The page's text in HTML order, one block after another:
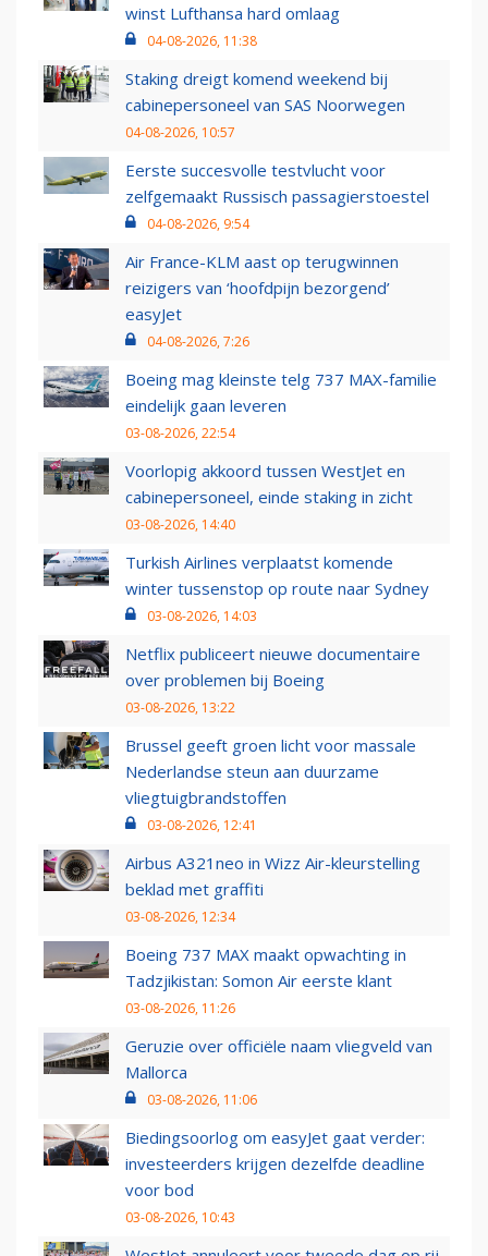
winst Lufthansa hard omlaag
04-08-2026, 11:38
Staking dreigt komend weekend bij
cabinepersoneel van SAS Noorwegen
04-08-2026, 10:57
Eerste succesvolle testvlucht voor
zelfgemaakt Russisch passagierstoestel
04-08-2026, 9:54
Air France-KLM aast op terugwinnen
reizigers van ‘hoofdpijn bezorgend’
easyJet
04-08-2026, 7:26
Boeing mag kleinste telg 737 MAX-familie
eindelijk gaan leveren
03-08-2026, 22:54
Voorlopig akkoord tussen WestJet en
cabinepersoneel, einde staking in zicht
03-08-2026, 14:40
Turkish Airlines verplaatst komende
winter tussenstop op route naar Sydney
03-08-2026, 14:03
Netflix publiceert nieuwe documentaire
over problemen bij Boeing
03-08-2026, 13:22
Brussel geeft groen licht voor massale
Nederlandse steun aan duurzame
vliegtuigbrandstoffen
03-08-2026, 12:41
Airbus A321neo in Wizz Air-kleurstelling
beklad met graffiti
03-08-2026, 12:34
Boeing 737 MAX maakt opwachting in
Tadzjikistan: Somon Air eerste klant
03-08-2026, 11:26
Geruzie over officiële naam vliegveld van
Mallorca
03-08-2026, 11:06
Biedingsoorlog om easyJet gaat verder:
investeerders krijgen dezelfde deadline
voor bod
03-08-2026, 10:43